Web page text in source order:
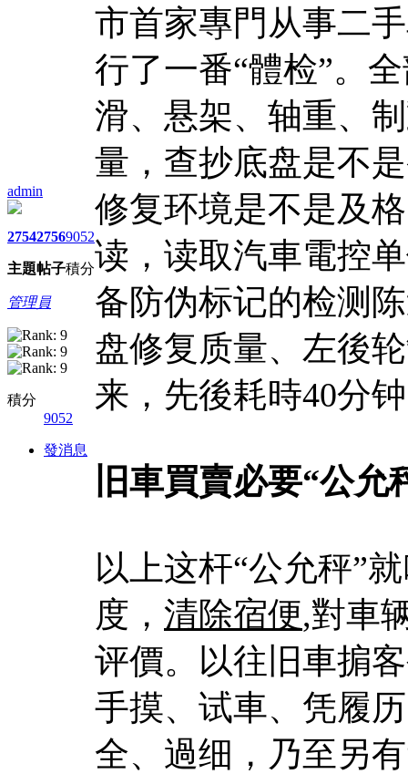
admin
2754
主題
2756
帖子
9052
積分
管理員
積分
9052
發消息
市首家專門从事二
行了一番“體检”。
滑、悬架、轴重、
量，查抄底盘是不
修复环境是不是及
读，读取汽車電控
备防伪标记的检测
盘修复质量、左後
来，先後耗時40分
旧車買賣必要“公允
以上这杆“公允秤”
度， 清除宿便,對車
评價。以往旧車掮
手摸、试車、凭履
全、過细，乃至另